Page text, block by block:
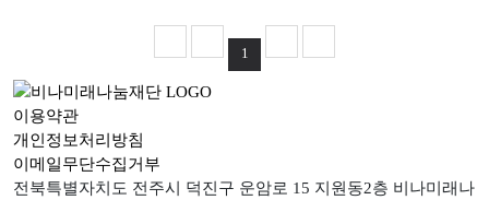
1
이용약관
개인정보처리방침
이메일무단수집거부
전북특별자치도 전주시 덕진구 운암로 15 지원동2층 비나미래나